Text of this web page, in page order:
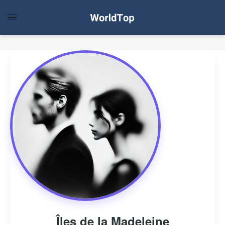
Îles de la Madeleine